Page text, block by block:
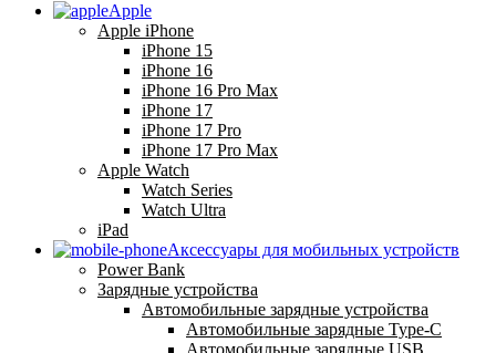
Apple
Apple iPhone
iPhone 15
iPhone 16
iPhone 16 Pro Max
iPhone 17
iPhone 17 Pro
iPhone 17 Pro Max
Apple Watch
Watch Series
Watch Ultra
iPad
Аксессуары для мобильных устройств
Power Bank
Зарядные устройства
Автомобильные зарядные устройства
Автомобильные зарядные Type-C